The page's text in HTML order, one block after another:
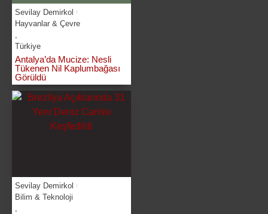
Sevilay Demirkol
Hayvanlar & Çevre
Türkiye
Antalya’da Mucize: Nesli
Tükenen Nil Kaplumbağası
Görüldü
Sevilay Demirkol
Bilim & Teknoloji